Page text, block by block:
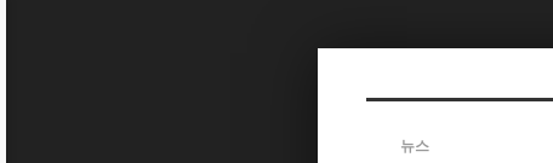
뉴스
Sketchbook5, 스케치북5